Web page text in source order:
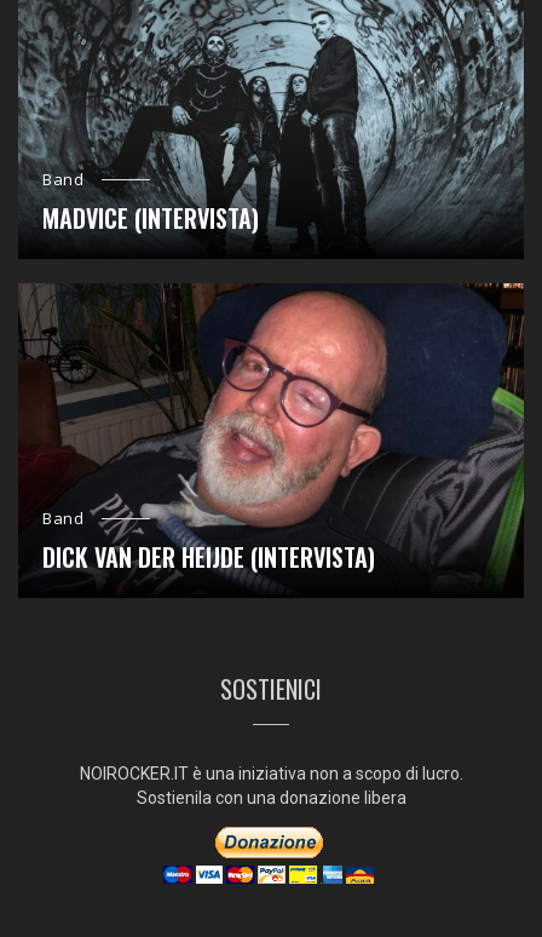
Band
MADVICE (INTERVISTA)
Band
DICK VAN DER HEIJDE (INTERVISTA)
SOSTIENICI
NOIROCKER.IT è una iniziativa non a scopo di lucro.
Sostienila con una donazione libera